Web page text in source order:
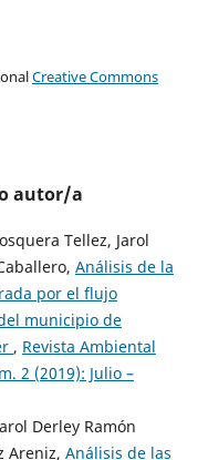
Creative Commons
autor/a
Tellez, Jarol
Análisis de la
por el flujo
municipio de
, Revista Ambiental
2 (2019): Julio –
Derley Ramón
Areniz, Análisis de las